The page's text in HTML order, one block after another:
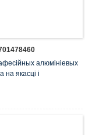
алюмініевых
на якасці і
«Галоўка
службы галоўкі